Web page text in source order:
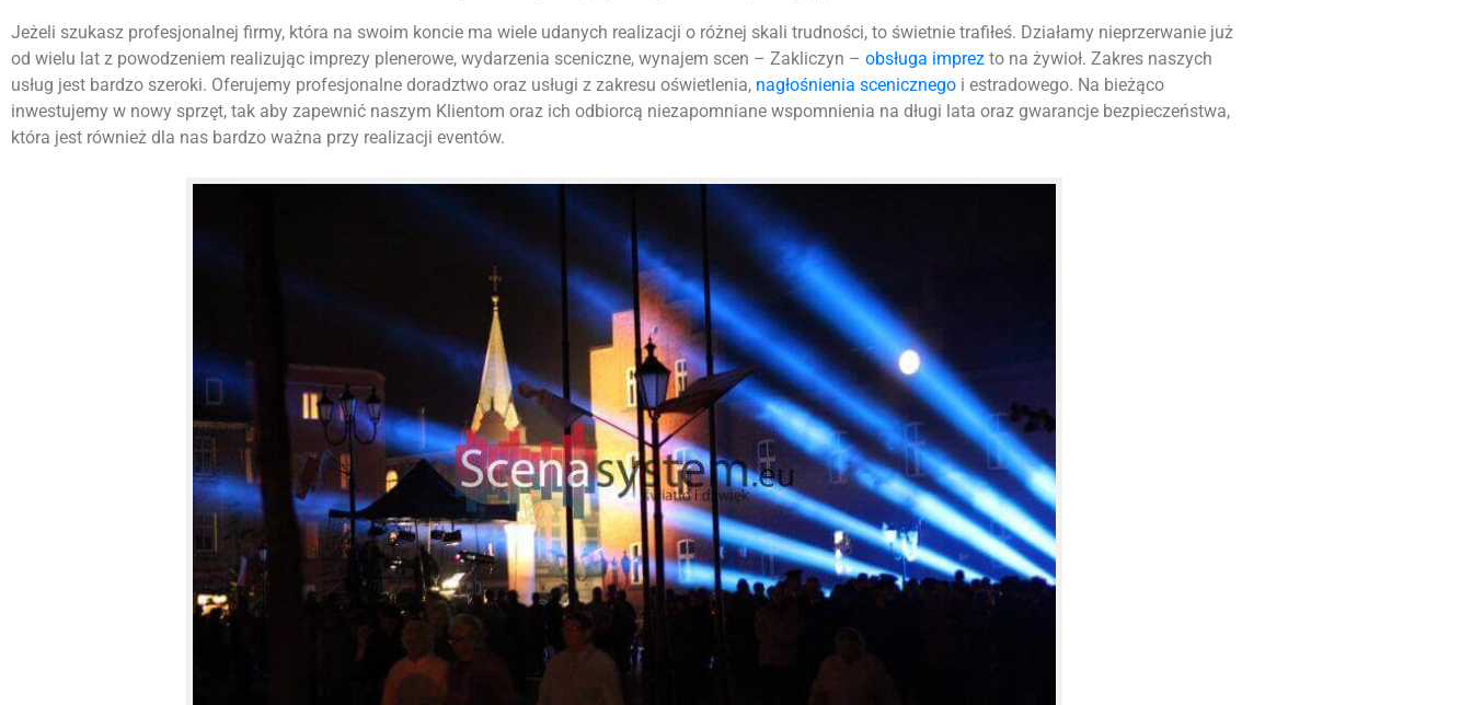
Jeżeli szukasz profesjonalnej firmy, która na swoim koncie ma wiele udanych realizacji o różnej skali trudności, to świetnie trafiłeś. Działamy nieprzerwanie już
od wielu lat z powodzeniem realizując imprezy plenerowe, wydarzenia sceniczne, wynajem scen – Zakliczyn – obsługa imprez to na żywioł. Zakres naszych
usług jest bardzo szeroki. Oferujemy profesjonalne doradztwo oraz usługi z zakresu oświetlenia, nagłośnienia scenicznego i estradowego. Na bieżąco
inwestujemy w nowy sprzęt, tak aby zapewnić naszym Klientom oraz ich odbiorcą niezapomniane wspomnienia na długi lata oraz gwarancje bezpieczeństwa,
która jest również dla nas bardzo ważna przy realizacji eventów.